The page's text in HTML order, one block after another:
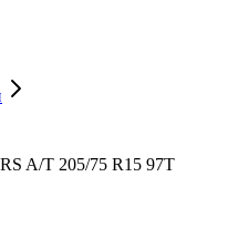
A/T 205/75 R15 97T